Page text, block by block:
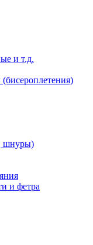
и т.д.
шнуры)
и фетра